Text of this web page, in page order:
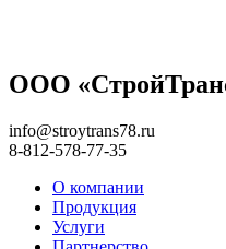
ООО
info@stroytrans78.ru
8-812-578-77-35
О компании
Продукция
Услуги